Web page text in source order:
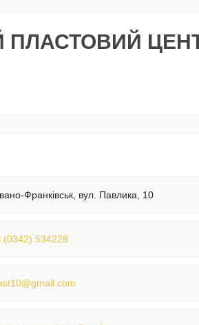
Франківськ, вул. Павлика, 10
(0342) 534228